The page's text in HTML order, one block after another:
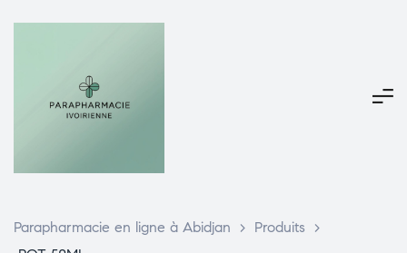
Parapharmacie en ligne à Abidjan > Produits
>